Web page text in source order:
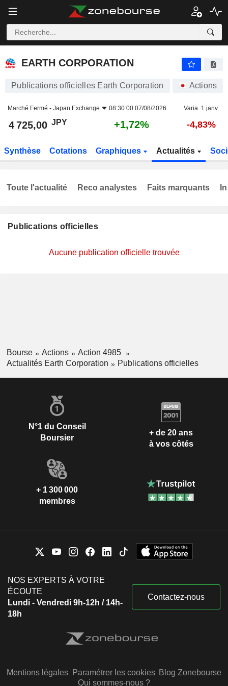
EARTH CORPORATION
EARTH CORPORATION
Publications officielles Earth Corporation Actions
Marché Fermé - Japan Exchange 08:30:00 07/08/2026 Varia. 1 janv.
4 725,00 JPY +1,72% -4,83%
Synthèse Cotations Graphiques Actualités
Publications officielles
Aucune publication officielle trouvée
Toute l'actualité Reco analystes Faits marquants
Bourse Actions
Action 4985
Actualités Earth Corporation
Publications officielles
N°1 du Conseil
Boursier
+ de 20 ans
à vos côtés
+ 1 300 000
membres
NOS EXPERTS À VOTRE
ÉCOUTE
Lundi - Vendredi 9h-12h / 14h-
18h
Contactez-nous
Mentions légales Paramétrer les cookies Blog Zonebourse
Qui sommes-nous ?